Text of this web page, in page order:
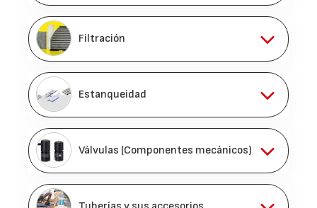
Filtración
Estanqueidad
Válvulas (Componentes mecánicos)